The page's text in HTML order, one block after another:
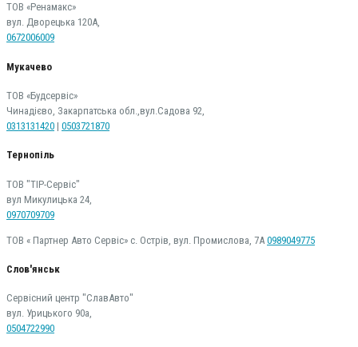
ТОВ «Ренамакс»
вул. Дворецька 120А,
0672006009
Мукачево
ТОВ «Будсервіс»
Чинадієво, Закарпатська обл.,вул.Садова 92,
0313131420 | 0503721870
Тернопіль
ТОВ "ТІР-Сервіс"
вул Микулицька 24,
0970709709
ТОВ « Партнер Авто Сервіс» с. Острів, вул. Промислова, 7А 0989049775
Слов'янськ
Сервісний центр "СлавАвто"
вул. Урицького 90а,
0504722990